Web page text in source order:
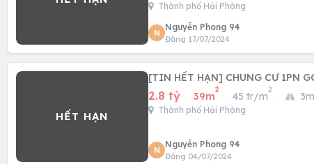
Thành phố Hải Phòng
N
Nguyễn Phong 94
Đăng 17/07/2024
[TIN HẾT HẠN] CHUNG CƯ 1PN
2.8 tỷ · 39m
2
· 45 tr/m
2
· 3m
Thành phố Hải Phòng
N
Nguyễn Phong 94
Đăng 04/07/2024